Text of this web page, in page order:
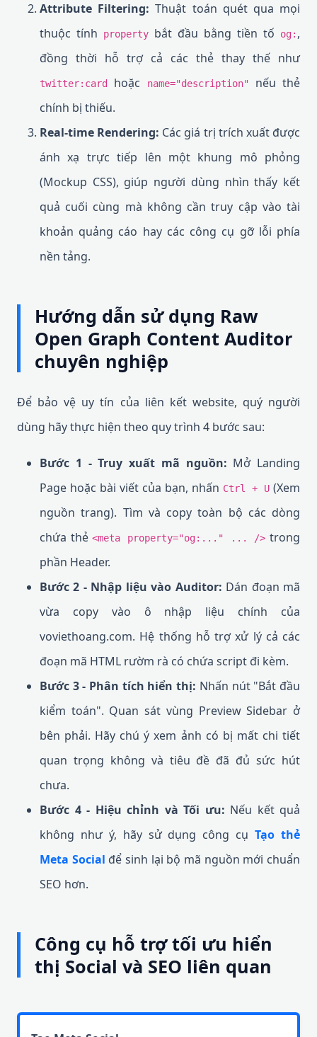
Attribute Filtering: Thuật toán quét qua mọi
thuộc tính
property bắt đầu bằng tiền tố og: ,
đồng thời hỗ trợ cả các thẻ thay thế như
twitter:card hoặc name="description"
nếu thẻ
chính bị thiếu.
Real-time Rendering: Các giá trị trích xuất được
ánh xạ trực tiếp lên một khung mô phỏng
(Mockup CSS), giúp người dùng nhìn thấy kết
quả cuối cùng mà không cần truy cập vào tài
khoản quảng cáo hay các công cụ gỡ lỗi phía
nền tảng.
Hướng dẫn sử dụng Raw
Open Graph Content Auditor
chuyên nghiệp
Để bảo vệ uy tín của liên kết website, quý người
dùng hãy thực hiện theo quy trình 4 bước sau:
Bước 1 - Truy xuất mã nguồn: Mở Landing
Page hoặc bài viết của bạn, nhấn Ctrl + U (Xem
nguồn trang). Tìm và copy toàn bộ các dòng
chứa thẻ<meta property="og:..." ... /> trong
phần Header.
Bước 2 - Nhập liệu vào Auditor: Dán đoạn mã
vừa copy vào ô nhập liệu chính của
voviethoang.com. Hệ thống hỗ trợ xử lý cả các
đoạn mã HTML rườm rà có chứa script đi kèm.
Bước 3 - Phân tích hiển thị: Nhấn nút "Bắt đầu
kiểm toán". Quan sát vùng Preview Sidebar ở
bên phải. Hãy chú ý xem ảnh có bị mất chi tiết
quan trọng không và tiêu đề đã đủ sức hút
chưa.
Bước 4 - Hiệu chỉnh và Tối ưu: Nếu kết quả
không như ý, hãy sử dụng công cụTạo thẻ
Meta Social để sinh lại bộ mã nguồn mới chuẩn
SEO hơn.
Công cụ hỗ trợ tối ưu hiển
thị Social và SEO liên quan